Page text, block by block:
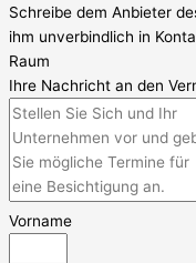
Schreibe dem Anbieter
ihm unverbindlich in
Raum
Ihre Nachricht an den
Vorname